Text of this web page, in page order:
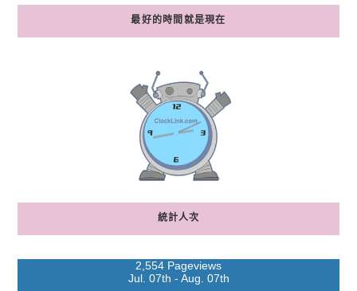
最好的時間就是現在
統計人次
2,554 Pageviews
Jul. 07th - Aug. 07th